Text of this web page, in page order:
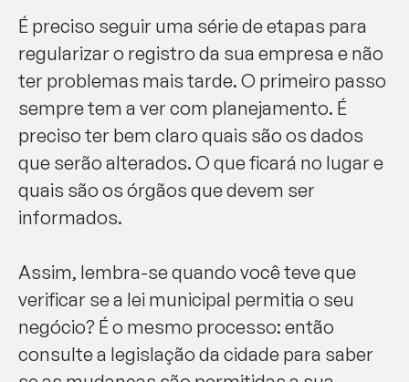
É preciso seguir uma série de etapas para
regularizar o registro da sua empresa e não
ter problemas mais tarde. O primeiro passo
sempre tem a ver com planejamento. É
preciso ter bem claro quais são os dados
que serão alterados. O que ficará no lugar e
quais são os órgãos que devem ser
informados.
Assim, lembra-se quando você teve que
verificar se a lei municipal permitia o seu
negócio? É o mesmo processo: então
consulte a legislação da cidade para saber